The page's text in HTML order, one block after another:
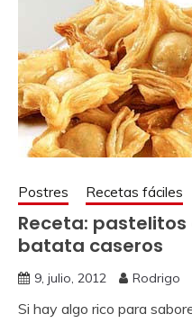
Postres Recetas fáciles
Receta:
batata caseros
9, julio, 2012 Rodrigo
Si hay algo rico para